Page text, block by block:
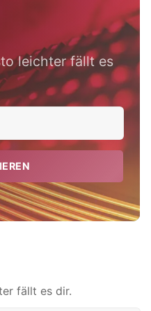
leichter fällt es
fällt es dir.